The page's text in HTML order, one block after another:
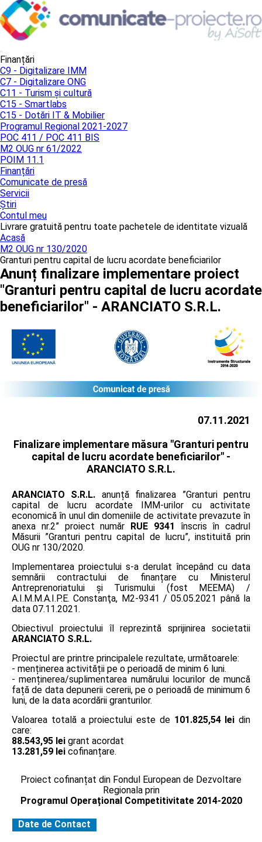
Finanțări
C9 - Digitalizare IMM
C7 - Digitalizare ONG
C11 - Turism și cultură
C15 - Smartlabs
C15 - Dotări IT & Mobilier
Programul Regional 2021-2027
POC 411 / POC 411 BIS
M2 OUG nr 61/2022
POIM 11.1
Finanțări
Comunicate de presă
Servicii
Știri
Contul meu
Livrare gratuită pentru toate pachetele de identitate vizuală
Acasă
M2 OUG nr 130/2020
Granturi pentru capital de lucru acordate beneficiarilor
Anunț finalizare implementare proiect
"Granturi pentru capital de lucru acordate
beneficiarilor" - ARANCIATO S.R.L.
07.11.2021
Finalizare implementare măsura "Granturi pentru
capital de lucru acordate beneficiarilor" -
ARANCIATO S.R.L.
ARANCIATO S.R.L. anunță finalizarea ”Granturi pentru
capital de lucru acordate IMM-urilor cu activitate
economică în unul din domeniile de activitate prevazute în
anexa nr.2” proiect număr RUE 9341 înscris în cadrul
Măsurii ”Granturi pentru capital de lucru”, instituită prin
OUG nr 130/2020.
Implementarea proiectului s-a derulat începând cu data
semnării contractului de finanțare cu Ministerul
Antreprenoriatului și Turismului (fost MEEMA) /
A.I.M.M.A.I.P.E. Constanţa, M2-9341 / 05.05.2021 până la
data 07.11.2021.
Obiectivul proiectului îl reprezintă sprijinirea societatii
ARANCIATO S.R.L.
Proiectul are printre principalele rezultate, următoarele:
- menținerea activității pe o perioadă de minim 6 luni.
- menținerea/suplimentarea numărului locurilor de muncă
față de data depunerii cererii, pe o perioadă de minimum 6
luni, de la data acordării granturilor.
Valoarea totală a proiectului este de 101.825,54 lei din
care:
88.543,95 lei grant acordat
13.281,59 lei cofinanțare.
Proiect cofinanțat din Fondul European de Dezvoltare
Regionala prin
Programul Operațional Competitivitate 2014-2020
Date de Contact